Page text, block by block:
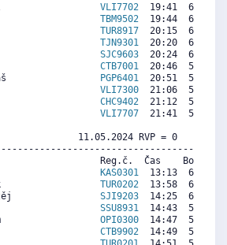
Michal VLI7702
19:41  6444
Jakub TBM9502
19:44  6417
Petr TUR8917
20:15  6140
David TJN9301
20:20  6095
David SJC9603
20:24  6059
Pavel CTB7001
20:46  5862
Tomáš
PGP6401
20:51  5818
Jiří VLI7300
21:06  5683
Jan CHC9402
21:12  5630
Ivo VLI7707
21:41  5370
11.05.2024 RVP = 0     IP
Reg.č.  Čas    Body
Matěj
KAS0301
13:13  6653
Radek
TUR0202
13:58  6309
Matěj
SJI9203
14:25  6103
Jan
SSU8931
14:43  5965
Radim
OPI0300
14:47  5935
Josef
CTB9902
14:49  5919